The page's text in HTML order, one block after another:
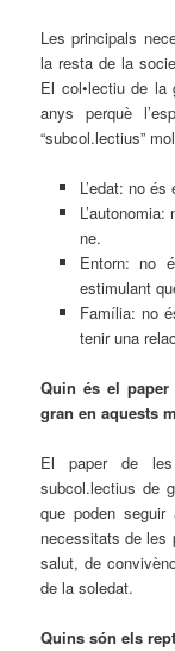
Les principals
la resta de la
El col•lectiu de
anys perquè
“subcol.lectius”
L’edat: no
ne.
Entorn: no
estimulant
Família: no
tenir una
Quin és el
gran en aquests
El paper de
subcol.lectius de
que poden
necessitats de les
salut, de
de la soledat.
Quins són els